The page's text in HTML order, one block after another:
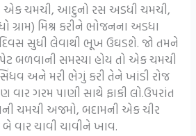
ચમચી, આદુનો રસ અડધી ચમચી,
મિશ્ર કરીને ભોજનના અડધા
સુધી લેવાથી ભૂખ ઉઘડશે. જો તમને
બળવાની સમસ્યા હોય તો એક ચમચી
અને મરી ભેગું કરી તેને ખાંડી રોજ
વાર ગરમ પાણી સાથે ફાકી લો.ઉપરાંત
ચમચી અજમો, બદામની એક ચીર
વાર ચાવી ચાવીને ખાવ.